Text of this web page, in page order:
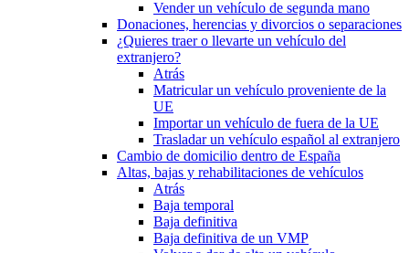
Vender un vehículo de segunda mano
Donaciones, herencias y divorcios o separaciones
¿Quieres traer o llevarte un vehículo del
extranjero?
Atrás
Matricular un vehículo proveniente de la
UE
Importar un vehículo de fuera de la UE
Trasladar un vehículo español al extranjero
Cambio de domicilio dentro de España
Altas, bajas y rehabilitaciones de vehículos
Atrás
Baja temporal
Baja definitiva
Baja definitiva de un VMP